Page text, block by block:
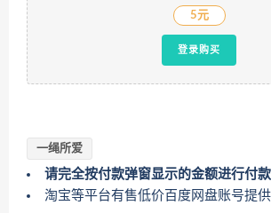
5元
登录购买
一绳所爱
请完全按付款弹窗显示的金额进行付款
淘宝等平台有售低价百度网盘账号提